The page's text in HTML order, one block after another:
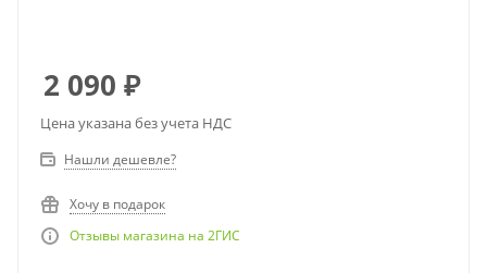
2 090 ₽
Цена указана без учета НДС
Нашли дешевле?
Хочу в подарок
Отзывы магазина на 2ГИС